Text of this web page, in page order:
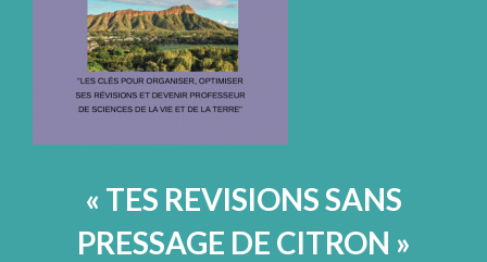
« TES REVISIONS SANS
PRESSAGE DE CITRON »